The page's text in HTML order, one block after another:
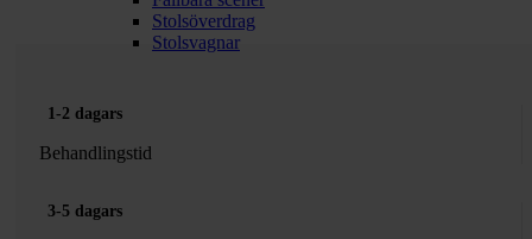
Stolsöverdrag
Stolsvagnar
1-2 dagars
Behandlingstid
3-5 dagars